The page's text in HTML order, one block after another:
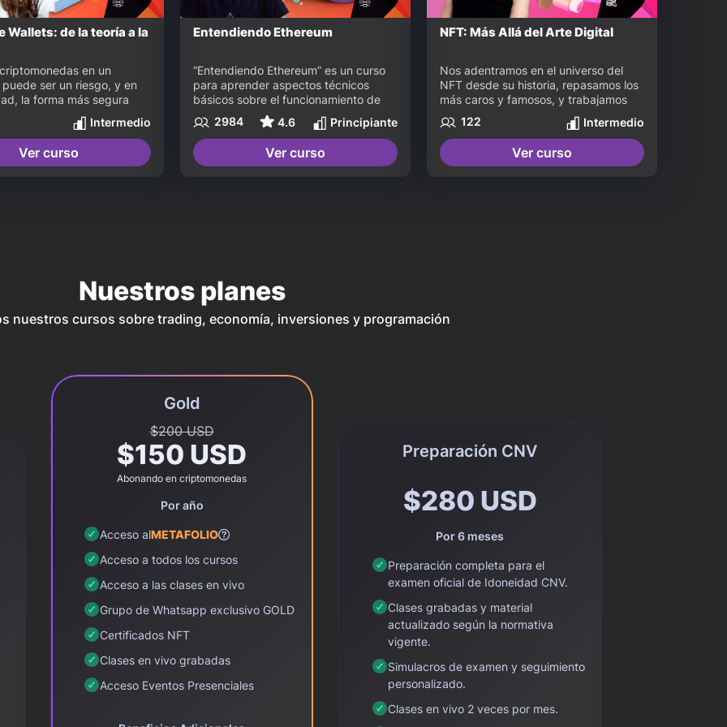
Wallets: de la teoría a la
en un
ser un riesgo, y en
la forma más segura
es en una
En este curso vamos
la totalidad de la
de forma práctica a
tus criptomonedas.
Intermedio
Ver curso
Entendiendo Ethereum
“Entendiendo Ethereum” es un curso
para aprender aspectos técnicos
básicos sobre el funcionamiento de
esta nueva tecnología y su
importancia para el futuro de internet.
Vas a aprender sobre: Ethereum,
ether, el gas, los contratos
2984 4.6 Principiante
Ver curso
NFT: Más Allá del Arte Digital
Nos adentramos en el universo del
NFT desde su historia, repasamos los
más caros y famosos, y trabajamos
todos los conceptos clave para
comprender la definición de NFT. Al
finalizar el curso “NFT: más allá del
arte digital” vas a conocer más
122 Intermedio
Ver curso
Nuestros planes
nuestros cursos sobre trading, economía, inversiones y programación
Gold
$200 USD
$150 USD
Abonando en criptomonedas
Por año
Acceso alMETAFOLIO
Acceso a todos los cursos
Acceso a las clases en vivo
Grupo de Whatsapp exclusivo GOLD
Certificados NFT
Clases en vivo grabadas
Acceso Eventos Presenciales
Preparación CNV
$280 USD
Por 6 meses
Preparación completa para el
examen oficial de Idoneidad CNV.
Clases grabadas y material
actualizado según la normativa
vigente.
Simulacros de examen y seguimiento
personalizado.
Clases en vivo 2 veces por mes.